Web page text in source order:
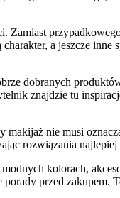
a jeszcze inne
dobranych
znajdzie tu
nie musi
rozwiązania
kolorach,
przed zakupem.